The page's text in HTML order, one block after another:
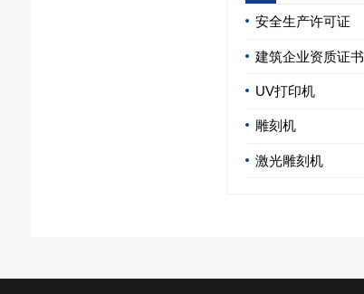
安全生产许可证
建筑企业资质证书
UV打印机
雕刻机
激光雕刻机